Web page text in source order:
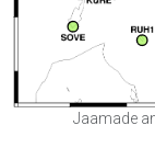
Jaamade